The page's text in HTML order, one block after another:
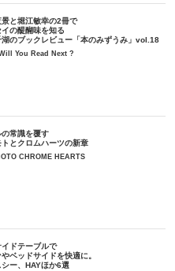
景と堀江敏幸の2冊で
イの醍醐味を知る
湖のブックレビュー「本のみずうみ」vol.18
You Read Next ?
の常識を覆す
トとクロムハーツの新章
CHROME HEARTS
イドテーブルで
ベッドサイドを快適に。
シー、HAYほか6選